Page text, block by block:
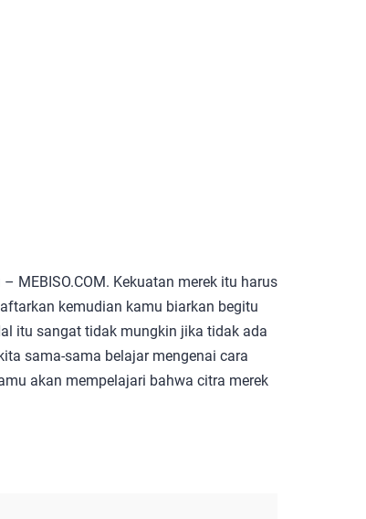
MEBISO.COM. Kekuatan merek itu harus
kemudian kamu biarkan begitu
itu sangat tidak mungkin jika tidak ada
sama-sama belajar mengenai cara
akan mempelajari bahwa citra merek